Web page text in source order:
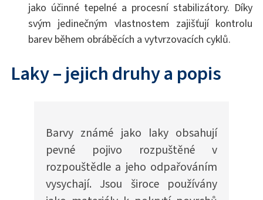
jako účinné tepelné a procesní stabilizátory. Díky
svým jedinečným vlastnostem zajišťují kontrolu
barev během obráběcích a vytvrzovacích cyklů.
Laky – jejich druhy a popis
Barvy známé jako laky obsahují
pevné pojivo rozpuštěné v
rozpouštědle a jeho odpařováním
vysychají. Jsou široce používány